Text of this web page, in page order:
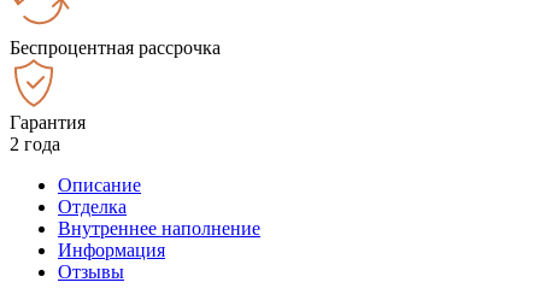
Беспроцентная рассрочка
Гарантия
2 года
Описание
Отделка
Внутреннее наполнение
Информация
Отзывы